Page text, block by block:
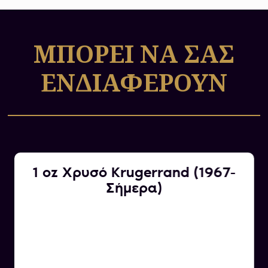
της χώρας, οι οποίες φημίζονται για την
ΜΠΟΡΕΙ ΝΑ ΣΑΣ
ΕΝΔΙΑΦΕΡΟΥΝ
1 oz Χρυσό Krugerrand (1967-
Σήμερα)